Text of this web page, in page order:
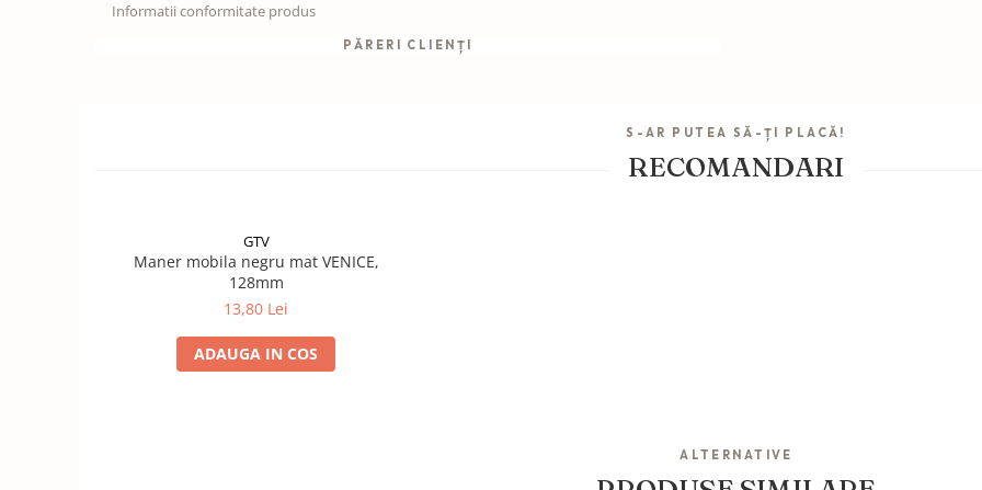
Informatii conformitate produs
PĂRERI CLIENȚI
S-AR PUTEA SĂ-ȚI PLACĂ!
RECOMANDARI
GTV
Maner mobila negru mat VENICE,
128mm
13,80 Lei
ADAUGA IN COS
ALTERNATIVE